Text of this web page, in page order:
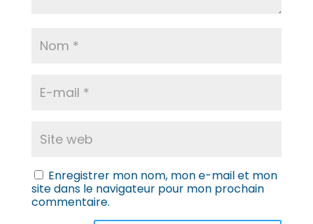
Enregistrer mon nom, mon e-mail et mon
site dans le navigateur pour mon prochain
commentaire.